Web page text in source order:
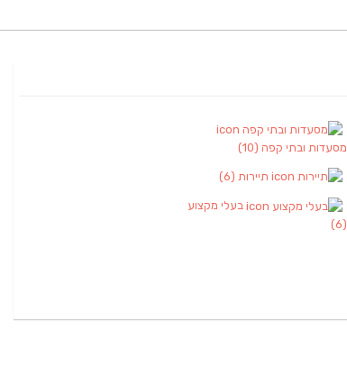
מסעדות ובתי קפה (10)
תיירות (6)
בעלי מקצוע
(6)